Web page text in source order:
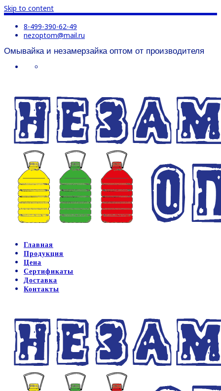
Skip to content
8-499-390-62-49
nezoptom@mail.ru
Омывайка и незамерзайка оптом от производителя
Главная
Продукция
Цена
Сертификаты
Доставка
Контакты